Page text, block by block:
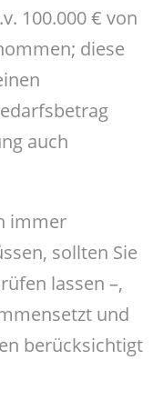
100.000 € von
diese
auch
immer
sollten Sie
lassen –,
und
berücksichtigt